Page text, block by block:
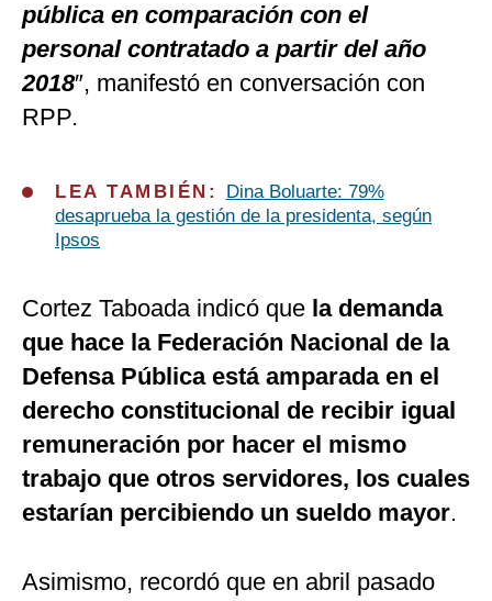
pública en comparación con el
personal contratado a partir del año
2018″, manifestó en conversación con
RPP.
LEA TAMBIÉN:
Dina Boluarte: 79%
desaprueba la gestión de la presidenta, según
Ipsos
Cortez Taboada indicó que la demanda
que hace la Federación Nacional de la
Defensa Pública está amparada en el
derecho constitucional de recibir igual
remuneración por hacer el mismo
trabajo que otros servidores, los cuales
estarían percibiendo un sueldo mayor.
Asimismo, recordó que en abril pasado